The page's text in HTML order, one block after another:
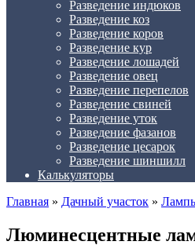
Разведение индюков
Разведение коз
Разведение коров
Разведение кур
Разведение лошадей
Разведение овец
Разведение перепелов
Разведение свиней
Разведение уток
Разведение фазанов
Разведение цесарок
Разведение шиншилл
Калькуляторы
Главная » Дачный участок »
Люминесцентные